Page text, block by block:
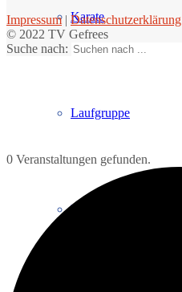
Karate
Laufgruppe
Matridu
Impressum| Datenschutzerklärung
© 2022 TV Gefrees
Suche nach:
0 Veranstaltungen gefunden.